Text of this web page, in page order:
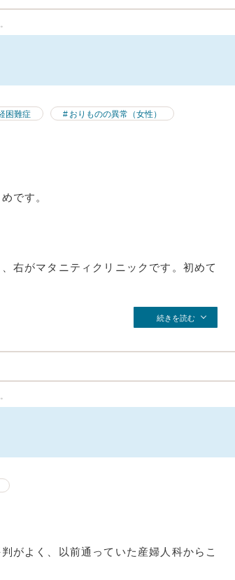
困難症 おりものの異常（女性）
です。
右がマタニティクリニックです。初めて
続きを読む
がよく、以前通っていた産婦人科からこ